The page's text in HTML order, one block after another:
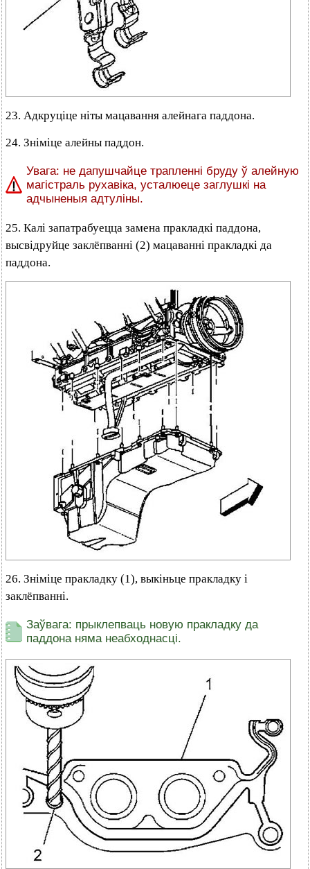
23. Адкруціце ніты мацавання алейнага паддона.
24. Зніміце алейны паддон.
Увага: не дапушчайце трапленні бруду ў алейную
магістраль рухавіка, усталюеце заглушкі на
адчыненыя адтуліны.
25. Калі запатрабуецца замена пракладкі паддона,
высвідруйце заклёпванні (2) мацаванні пракладкі да
паддона.
26. Зніміце пракладку (1), выкіньце пракладку і
заклёпванні.
Заўвага: прыклепваць новую пракладку да
паддона няма неабходнасці.